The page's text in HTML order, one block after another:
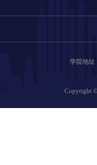
学院地址
Copyright